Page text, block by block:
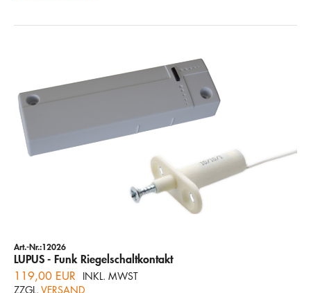
Art.-Nr.:12026
LUPUS - Funk Riegelschaltkontakt
119,00 EUR
INKL. MWST
ZZGL. VERSAND